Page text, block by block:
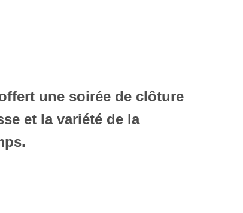
une soirée de clôture
et la variété de la